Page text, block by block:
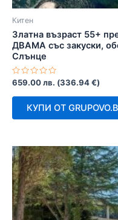
Китен
Златна възраст 55+
ДВАМА със закуски,
Слънце
Оценено
0
659.00лв. (336.94€)
КУПИ ОТ